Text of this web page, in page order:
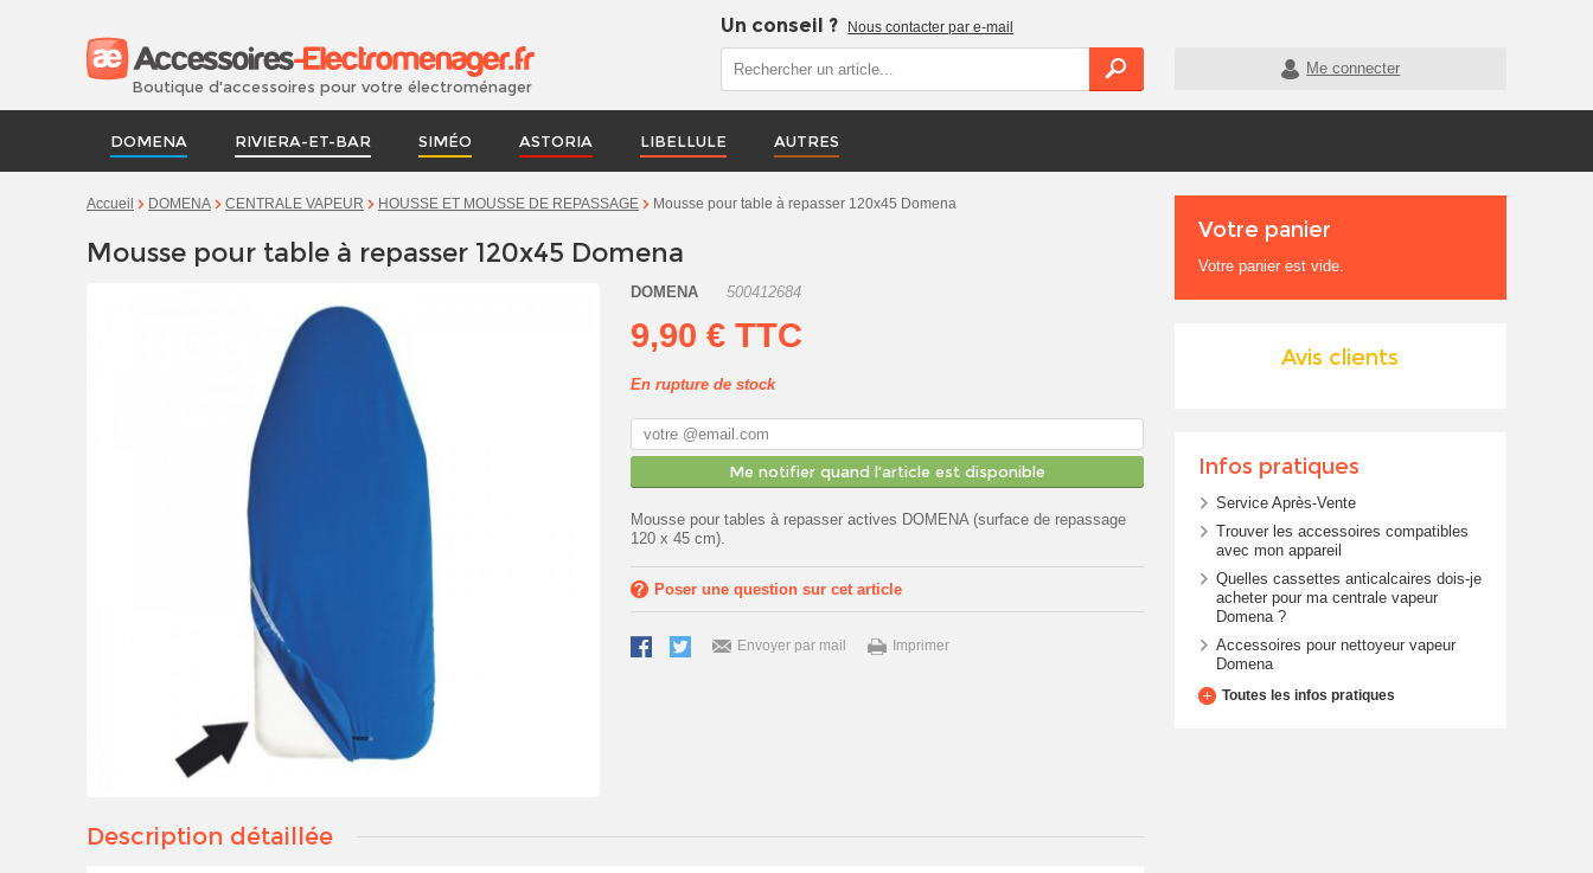
Boutique d'accessoires pour votre électroménager
Un conseil ? Nous contacter par e-mail
Me connecter
DOMENA RIVIERA-ET-BAR SIMÉO ASTORIA LIBELLULE AUTRES
Accueil DOMENA CENTRALE VAPEUR HOUSSE ET MOUSSE DE REPASSAGE Mousse pour table à repasser 120x45 Domena
Mousse pour table à repasser 120x45 Domena
DOMENA 500412684
9,90 € TTC
En rupture de stock
Me notifier quand l'article est disponible
Mousse pour tables à repasser actives DOMENA (surface de repassage
120 x 45 cm).
Poser une question sur cet article
Envoyer par mail Imprimer
Description détaillée
Votre panier
Votre panier est vide.
Avis clients
Infos pratiques
Service Après-Vente
Trouver les accessoires compatibles
avec mon appareil
Quelles cassettes anticalcaires dois-je
acheter pour ma centrale vapeur
Domena ?
Accessoires pour nettoyeur vapeur
Domena
Toutes les infos pratiques